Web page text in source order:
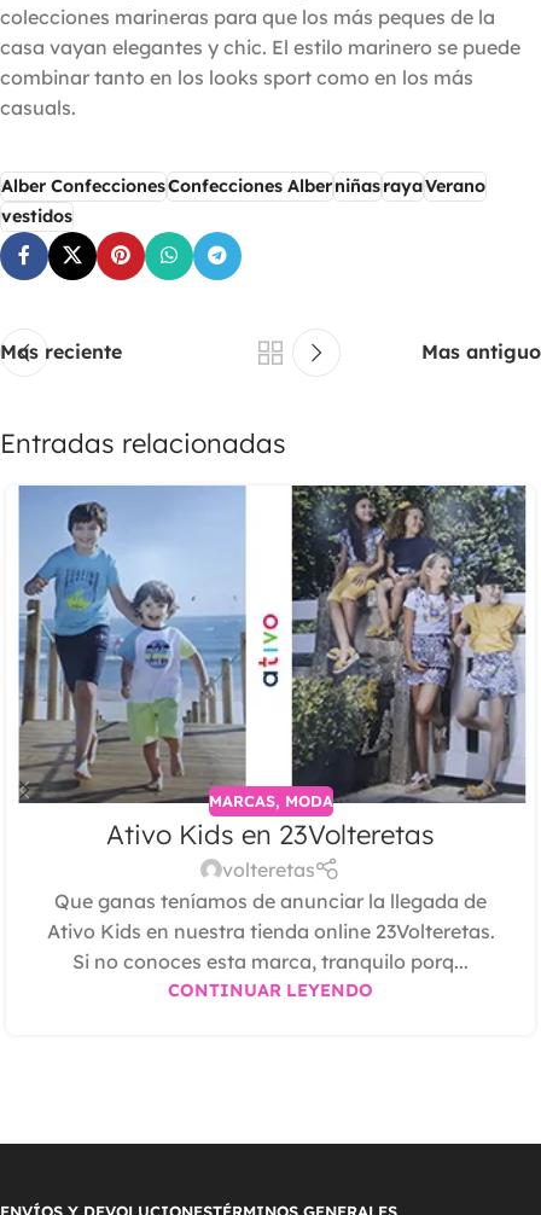
colecciones marineras para que los más peques de la
casa vayan elegantes y chic. El estilo marinero se puede
combinar tanto en los looks sport como en los más
casuals.
Alber ConfeccionesConfecciones AlberniñasrayaVerano
vestidos
Mas reciente Mas antiguo
Entradas relacionadas
MARCAS, MODA
Ativo Kids en 23Volteretas
volteretas
Que ganas teníamos de anunciar la llegada de
Ativo Kids en nuestra tienda online 23Volteretas.
Si no conoces esta marca, tranquilo porq...
CONTINUAR LEYENDO